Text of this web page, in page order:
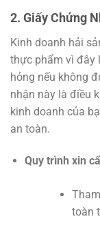
2. Giấy Chứng
Kinh doanh hải
thực phẩm vì đây
hỏng nếu không
nhận này là điều
kinh doanh của
an toàn.
Quy trình xin
toàn